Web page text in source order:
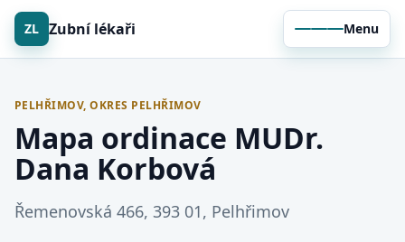
ZL Zubní lékaři Menu
PELHŘIMOV, OKRES PELHŘIMOV
Mapa ordinace MUDr.
Dana Korbová
Řemenovská 466, 393 01, Pelhřimov